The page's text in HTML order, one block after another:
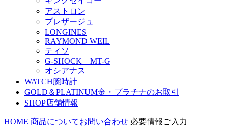
アストロン
プレザージュ
LONGINES
RAYMOND WEIL
ティソ
G-SHOCK MT-G
オシアナス
WATCH腕時計
GOLD＆PLATINUM金・プラチナのお取引
SHOP店舗情報
HOME 商品についてお問い合わせ 必要情報ご入力